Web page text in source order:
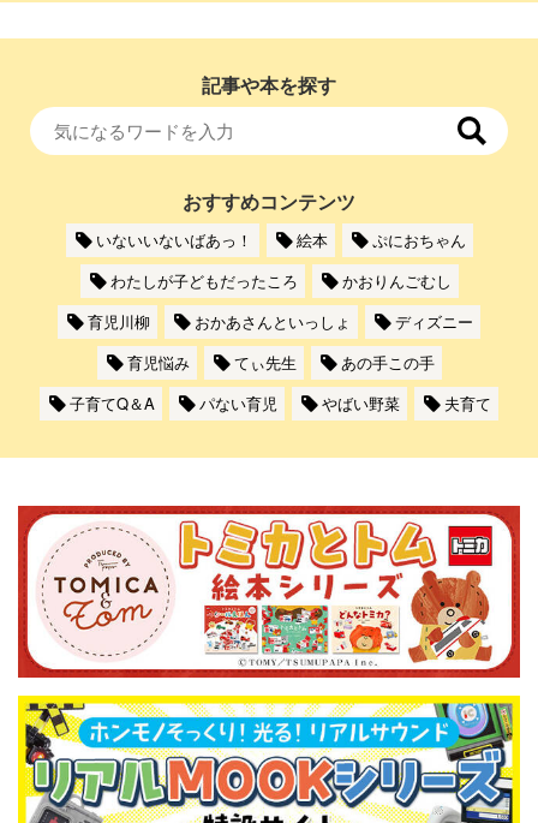
記事や本を探す
おすすめコンテンツ
いないいないばあっ！ 絵本
ぷにおちゃん
わたしが子どもだったころ
かおりんごむし
育児川柳
おかあさんといっしょ
ディズニー
育児悩み
てぃ先生
あの手この手
子育てQ＆A
パない育児 やばい野菜 夫育て